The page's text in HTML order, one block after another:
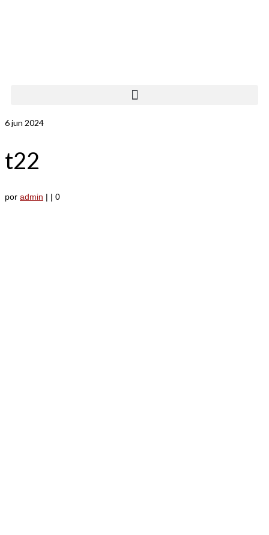
6jun 2024
t22
por admin | | 0